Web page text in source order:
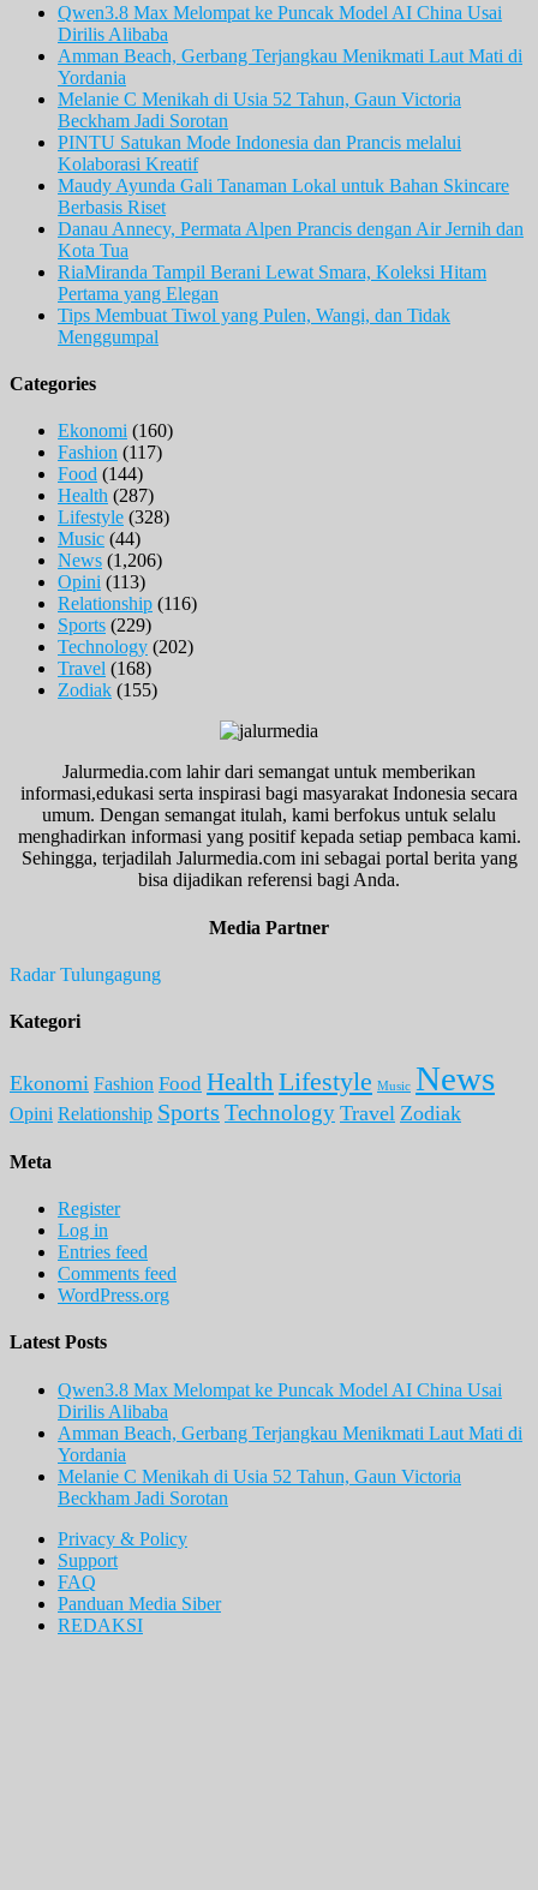
Qwen3.8 Max Melompat ke Puncak Model AI China Usai
Dirilis Alibaba
Amman Beach, Gerbang Terjangkau Menikmati Laut Mati di
Yordania
Melanie C Menikah di Usia 52 Tahun, Gaun Victoria
Beckham Jadi Sorotan
PINTU Satukan Mode Indonesia dan Prancis melalui
Kolaborasi Kreatif
Maudy Ayunda Gali Tanaman Lokal untuk Bahan Skincare
Berbasis Riset
Danau Annecy, Permata Alpen Prancis dengan Air Jernih dan
Kota Tua
RiaMiranda Tampil Berani Lewat Smara, Koleksi Hitam
Pertama yang Elegan
Tips Membuat Tiwol yang Pulen, Wangi, dan Tidak
Menggumpal
Categories
Ekonomi (160)
Fashion (117)
Food (144)
Health (287)
Lifestyle (328)
Music (44)
News (1,206)
Opini (113)
Relationship (116)
Sports (229)
Technology (202)
Travel (168)
Zodiak (155)
Jalurmedia.com lahir dari semangat untuk memberikan
informasi,edukasi serta inspirasi bagi masyarakat Indonesia secara
umum. Dengan semangat itulah, kami berfokus untuk selalu
menghadirkan informasi yang positif kepada setiap pembaca kami.
Sehingga, terjadilah Jalurmedia.com ini sebagai portal berita yang
bisa dijadikan referensi bagi Anda.
Media Partner
Radar Tulungagung
Kategori
Ekonomi Fashion Food Health Lifestyle Music News
Opini Relationship Sports Technology Travel Zodiak
Meta
Register
Log in
Entries feed
Comments feed
WordPress.org
Latest Posts
Qwen3.8 Max Melompat ke Puncak Model AI China Usai
Dirilis Alibaba
Amman Beach, Gerbang Terjangkau Menikmati Laut Mati di
Yordania
Melanie C Menikah di Usia 52 Tahun, Gaun Victoria
Beckham Jadi Sorotan
Privacy & Policy
Support
FAQ
Panduan Media Siber
REDAKSI